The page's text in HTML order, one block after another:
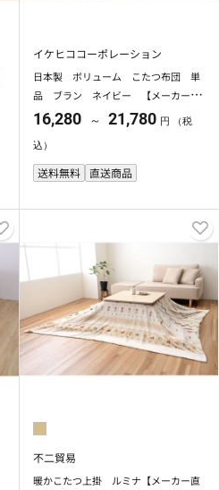
イケヒココーポレーション
日本製 ボリューム こたつ布団 単
品 ブラン ネイビー 【メーカー直
送・代引不可】
16,280 ～ 21,780 円 （税
込）
送料無料 直送商品
不二貿易
暖かこたつ上掛 ルミナ【メーカー直